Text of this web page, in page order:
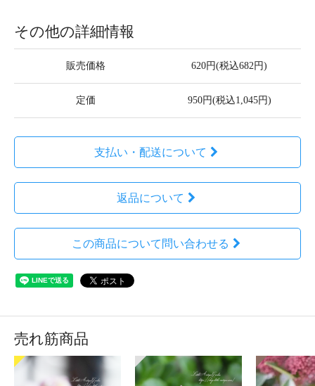
その他の詳細情報
販売価格 620円(税込682円)
定価 950円(税込1,045円)
支払い・配送について
返品について
この商品について問い合わせる
売れ筋商品